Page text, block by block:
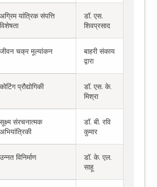
अग्रिम यांत्रिक संपत्ति
विशेषता
डॉ. एस.
शिवप्रसाद
जीवन चक्र मूल्यांकन
बाहरी संकाय
द्वारा
कोटिंग प्रौद्योगिकी
डॉ. एस. के.
मिश्रा
सूक्ष्म संरचनात्मक
अभियांत्रिकी
डॉ. बी. रवि
कुमार
उन्नत विनिर्माण
डॉ. के. एल.
साहू